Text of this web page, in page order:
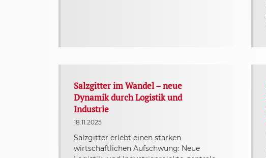
Salzgitter im Wandel – neue
Dynamik durch Logistik und
Industrie
18.11.2025
Salzgitter erlebt einen starken
wirtschaftlichen Aufschwung: Neue